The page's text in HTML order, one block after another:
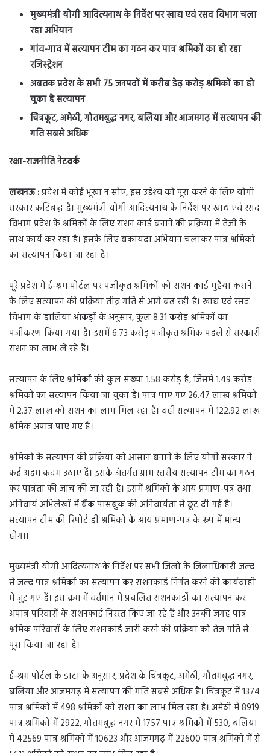
मुख्यमंत्री योगी आदित्यनाथ के निर्देश पर खाद्य एवं रसद विभाग चला
रहा अभियान
गांव-गाव में सत्यापन टीम का गठन कर पात्र श्रमिकों का हो रहा
रजिस्ट्रेशन
अबतक प्रदेश के सभी 75 जनपदों में करीब डेढ़ करोड़ श्रमिकों का हो
चुका है सत्यापन
चित्रकूट, अमेठी, गौतमबुद्ध नगर, बलिया और आजमगढ़ में सत्यापन की
गति सबसे अधिक
रक्षा-राजनीति नेटवर्क
लखनऊ :प्रदेश में कोई भूखा न सोए, इस उद्देश्य को पूरा करने के लिए योगी
सरकार कटिबद्ध है। मुख्यमंत्री योगी आदित्यनाथ के निर्देश पर खाद्य एवं रसद
विभाग प्रदेश के श्रमिकों के लिए राशन कार्ड बनाने की प्रक्रिया में तेजी के
साथ कार्य कर रहा है। इसके लिए बकायदा अभियान चलाकर पात्र श्रमिकों
का सत्यापन किया जा रहा है।
पूरे प्रदेश में ई-श्रम पोर्टल पर पंजीकृत श्रमिकों को राशन कार्ड मुहैया कराने
के लिए सत्यापन की प्रक्रिया तीव्र गति से आगे बढ़ रही है। खाद्य एवं रसद
विभाग के हालिया आंकड़ों के अनुसार, कुल 8.31 करोड़ श्रमिकों का
पंजीकरण किया गया है। इसमें 6.73 करोड़ पंजीकृत श्रमिक पहले से सरकारी
राशन का लाभ ले रहे हैं।
सत्यापन के लिए श्रमिकों की कुल संख्या 1.58 करोड़ है, जिसमें 1.49 करोड़
श्रमिकों का सत्यापन किया जा चुका है। पात्र पाए गए 26.47 लाख श्रमिकों
में 2.37 लाख को राशन का लाभ मिल रहा है। वहीं सत्यापन में 122.92 लाख
श्रमिक अपात्र पाए गए हैं।
श्रमिकों के सत्यापन की प्रक्रिया को आसान बनाने के लिए योगी सरकार ने
कई अहम कदम उठाए हैं। इसके अंतर्गत ग्राम स्तरीय सत्यापन टीम का गठन
कर पात्रता की जांच की जा रही है। इसमें श्रमिकों के आय प्रमाण-पत्र तथा
अनिवार्य अभिलेखों में बैंक पासबुक की अनिवार्यता से छूट दी गई है।
सत्यापन टीम की रिपोर्ट ही श्रमिकों के आय प्रमाण-पत्र के रूप में मान्य
होगा।
मुख्यमंत्री योगी आदित्यनाथ के निर्देश पर सभी जिलों के जिलाधिकारी जल्द
से जल्द पात्र श्रमिकों का सत्यापन कर राशनकार्ड निर्गत करने की कार्यवाही
में जुट गए हैं। इस क्रम में वर्तमान में प्रचलित राशनकार्डों का सत्यापन कर
अपात्र परिवारों के राशनकार्ड निरस्त किए जा रहे हैं और उनकी जगह पात्र
श्रमिक परिवारों के लिए राशनकार्ड जारी करने की प्रक्रिया को तेज गति से
पूरा किया जा रहा है।
ई-श्रम पोर्टल के डाटा के अनुसार, प्रदेश के चित्रकूट, अमेठी, गौतमबुद्ध नगर,
बलिया और आजमगढ़ में सत्यापन की गति सबसे अधिक है। चित्रकूट में 1374
पात्र श्रमिकों में 498 श्रमिकों को राशन का लाभ मिल रहा है। अमेठी में 8919
पात्र श्रमिकों में 2922, गौतमबुद्ध नगर में 1757 पात्र श्रमिकों में 530, बलिया
में 42569 पात्र श्रमिकों में 10623 और आजमगढ़ में 22600 पात्र श्रमिकों में से